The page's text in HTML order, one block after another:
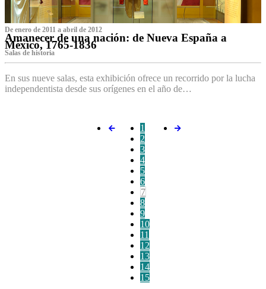
De enero de 2011 a abril de 2012
Amanecer de una nación: de Nueva España a
México, 1765-1836
Salas de historia
En sus nueve salas, esta exhibición ofrece un recorrido por la lucha
independentista desde sus orígenes en el año de…
1
2
3
4
5
6
7
8
9
10
11
12
13
14
15